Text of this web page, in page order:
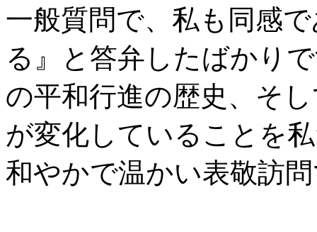
一般質問で、私も同感
る』と答弁したばかり
の平和行進の歴史、そ
が変化していることを
和やかで温かい表敬訪